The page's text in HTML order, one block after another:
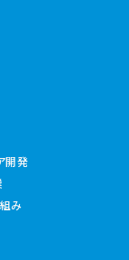
開発
み